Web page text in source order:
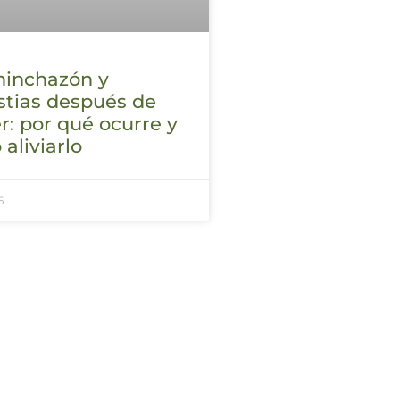
y
después de
por qué ocurre y
aliviarlo